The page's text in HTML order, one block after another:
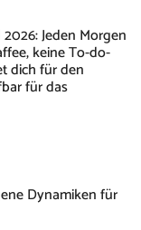
Jeden Morgen
keine To-do-
dich für den
für das
Dynamiken für